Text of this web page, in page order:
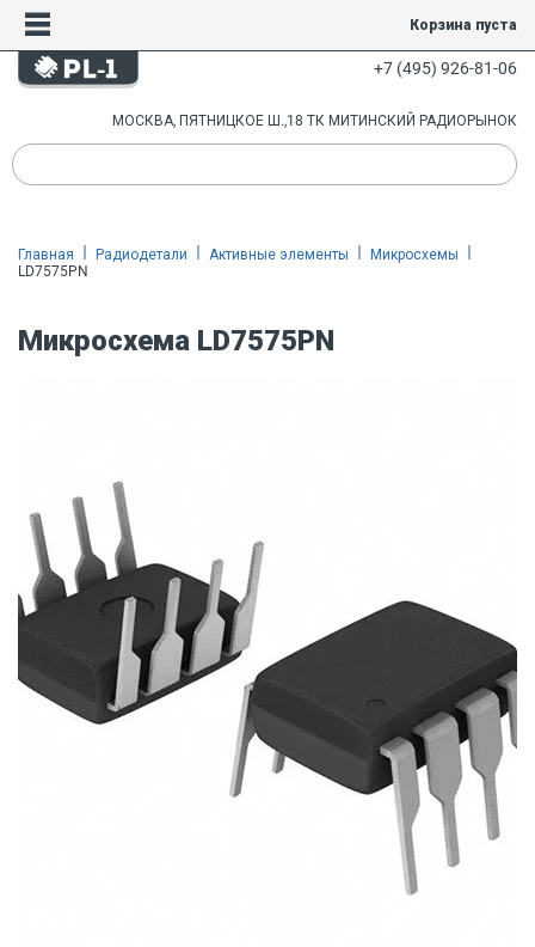
Корзина пуста
+7 (495) 926-81-06
МОСКВА, ПЯТНИЦКОЕ Ш.,18 ТК МИТИНСКИЙ РАДИОРЫНОК
Главная Радиодетали Активные элементы
Микросхемы
LD7575PN
Микросхема LD7575PN